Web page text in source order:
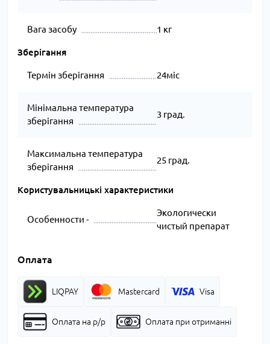
Вага засобу 1 кг
Зберігання
Термін зберігання 24міс
Мінімальна температура
зберігання
3 град.
Максимальна температура
зберігання
25 град.
Користувальницькі характеристики
Особенности -
Экологически
чистый препарат
Оплата
LIQPAY Mastercard Visa
Оплата на р/р Оплата при отриманні